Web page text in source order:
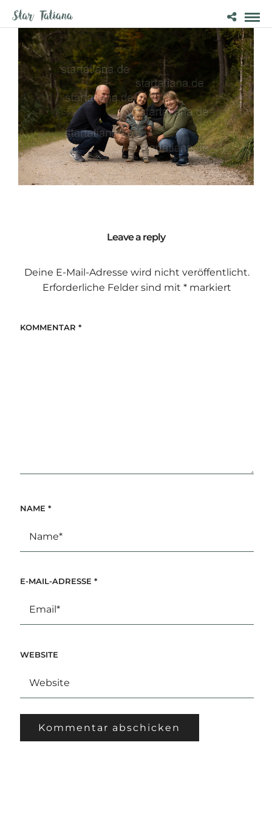
Leave a reply
Deine E-Mail-Adresse wird nicht veröffentlicht.
Erforderliche Felder sind mit *markiert
KOMMENTAR *
NAME *
E-MAIL-ADRESSE *
WEBSITE